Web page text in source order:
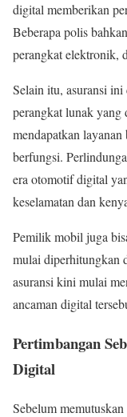
digital memberikan
Beberapa polis
perangkat elektronik,
Selain itu, asuransi
perangkat lunak yang
mendapatkan
berfungsi.
era otomotif digital
keselamatan dan
Pemilik mobil juga
mulai diperhitungkan
asuransi kini mulai
ancaman digital
Pertimbangan
Digital
Sebelum